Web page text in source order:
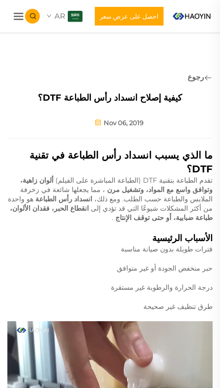
احصل على عرض سعر AR
رجوع
كيفية إصلاح انسداد رأس الطباعة DTF؟
Nov 06, 2019
ما الذي يسبب انسداد رأس الطباعة في تقنية
DTF؟
تقدم الطباعة بتقنية DTF (الطباعة المباشرة على الفيلم)
ألوان زاهية،
وتوافق واسع مع المواد، وتشغيل مرن ، مما يجعلها شائعة في زخرفة
الملابس والطباعة حسب الطلب. ومع ذلك، انسداد رأس الطباعة هو واحدة
من أكثر المشكلات شيوعًا التي قد تؤدي إلى انقطاع الحبر، فقدان الألوان،
طباعة ضبابية، أو حتى توقف الإنتاج .
الأسباب الرئيسية
فترات طويلة بدون صيانة مناسبة
حبر منخفض الجودة أو غير متوافق
درجة الحرارة والرطوبة غير مستقرة
طرق تنظيف غير صحيحة